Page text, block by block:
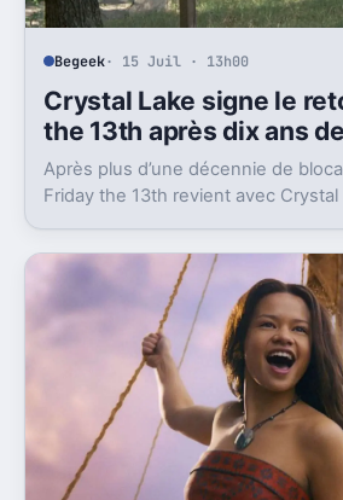
Begeek· 15 Juil · 13h00
Crystal Lake signe le
the 13th après dix ans
Après plus d’une décennie de
Friday the 13th revient avec Crystal
décor.